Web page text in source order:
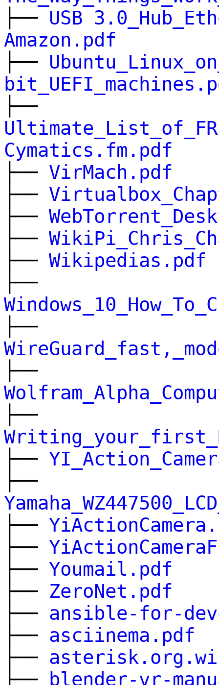
├── USB
Amazon.pdf
├──
├──
Cymatics.fm.pdf
├── VirMach.pdf
├──
├──
├──
├── Wikipedias.pdf
├──
├──
├──
├──
├──
├──
├──
├──
├── Youmail.pdf
├── ZeroNet.pdf
├── ansible-for-
├── asciinema.pdf
├──
├──
blender-vr-